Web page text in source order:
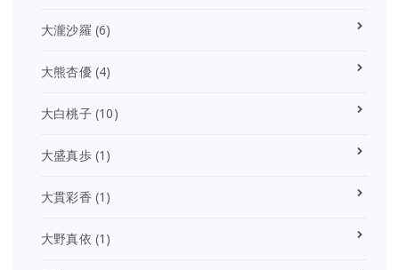
大瀧沙羅 (6)
大熊杏優(4)
大白桃子(10)
大盛真歩(1)
大貫彩香 (1)
大野真依 (1)